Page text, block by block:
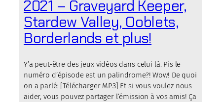
2021 – Graveyard Keeper,
Stardew Valley, Ooblets,
Borderlands et plus!
Y’a peut-être des jeux vidéos dans celui là. Pis le
numéro d’épisode est un palindrome?! Wow! De quoi
on a parlé: [Télécharger MP3] Et si vous voulez nous
aider, vous pouvez partager l’émission à vos amis! Ça